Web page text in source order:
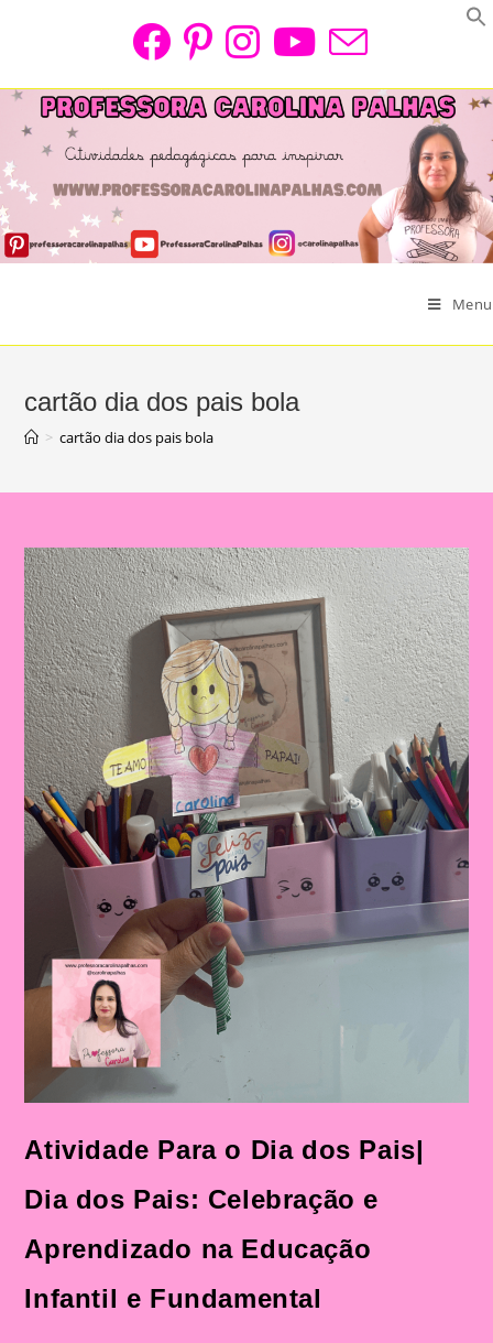
Menu
cartão dia dos pais bola
> cartão dia dos pais bola
Atividade Para o Dia dos Pais|
Dia dos Pais: Celebração e
Aprendizado na Educação
Infantil e Fundamental